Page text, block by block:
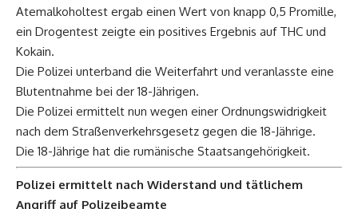
Atemalkoholtest ergab einen Wert von knapp 0,5 Promille,
ein Drogentest zeigte ein positives Ergebnis auf THC und
Kokain.
Die Polizei unterband die Weiterfahrt und veranlasste eine
Blutentnahme bei der 18-Jährigen.
Die Polizei ermittelt nun wegen einer Ordnungswidrigkeit
nach dem Straßenverkehrsgesetz gegen die 18-Jährige.
Die 18-Jährige hat die rumänische Staatsangehörigkeit.
Polizei ermittelt nach Widerstand und tätlichem
Angriff auf Polizeibeamte